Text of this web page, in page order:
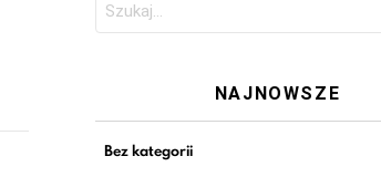
NAJNOWSZE
Bez kategorii